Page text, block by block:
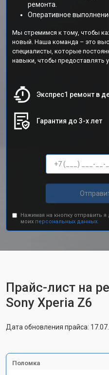
ремонта.
Оперативное
Мы стремимся к тому, чтобы
новый. Наша команда – это
специалисты, которые
навыки, чтобы предоставлять
Экспрес1 ремонт в
Гарантия до 3-х лет
Нажимая на кнопку отправить
моих персональных данных.
Прайс-лист на
Sony Xperia Z6
Дата обновления прайса:
Поломка